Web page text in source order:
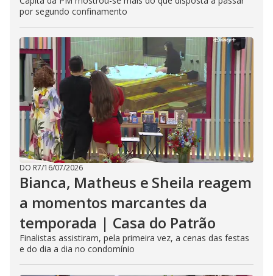
por segundo confinamento
DO R7/16/07/2026
Bianca, Matheus e Sheila reagem
a momentos marcantes da
temporada | Casa do Patrão
Finalistas assistiram, pela primeira vez, a cenas das festas
e do dia a dia no condomínio